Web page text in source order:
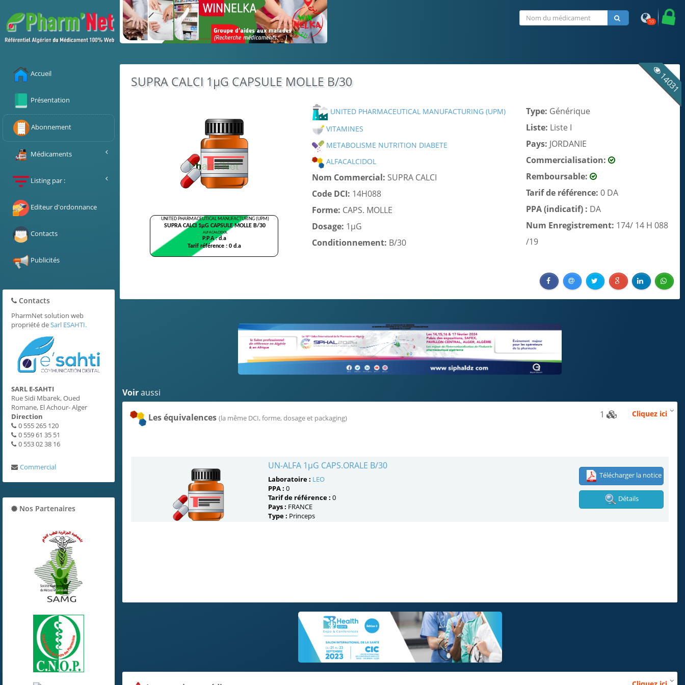
Accueil
Présentation
Abonnement
Médicaments
Listing par :
Editeur d'ordonnance
Contacts
Publicités
Contacts
PharmNet solution web
propriété deSarl ESAHTI.
SARL E-SAHTI
Rue Sidi Mbarek, Oued
Romane, El Achour- Alger
Direction
0 555 265 120
0 559 61 35 51
0 553 02 38 16
Commercial
Nos Partenaires
10
14031
SUPRA CALCI 1µG CAPSULE MOLLE B/30
UNITED PHARMACEUTICAL MANUFACTURING (UPM)
VITAMINES
METABOLISME NUTRITION DIABETE
ALFACALCIDOL
Nom Commercial: SUPRA CALCI
Code DCI: 14H088
Forme: CAPS. MOLLE
Dosage: 1µG
Conditionnement: B/30
Type: Générique
Liste: Liste I
Pays: JORDANIE
Commercialisation:
Remboursable:
Tarif de référence: 0 DA
PPA (indicatif) : DA
Num Enregistrement: 174/ 14 H 088
/19
Voiraussi
Les équivalences (la même DCI, forme, dosage et packaging) Cliquez ici
1